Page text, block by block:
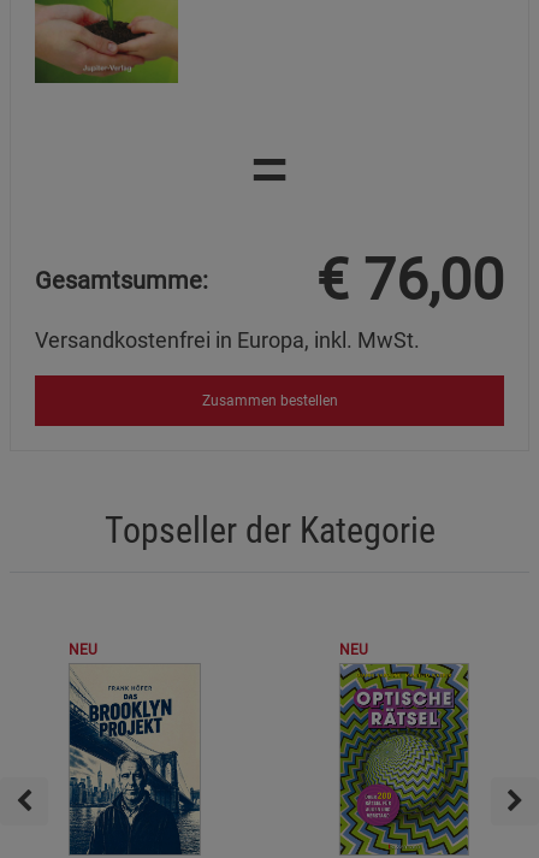
=
Gesamtsumme: € 76,00
Versandkostenfrei in Europa, inkl. MwSt.
Zusammen bestellen
Topseller der Kategorie
NEU NEU
Beschreibung Marketing Cookies
Cookie-Informationen